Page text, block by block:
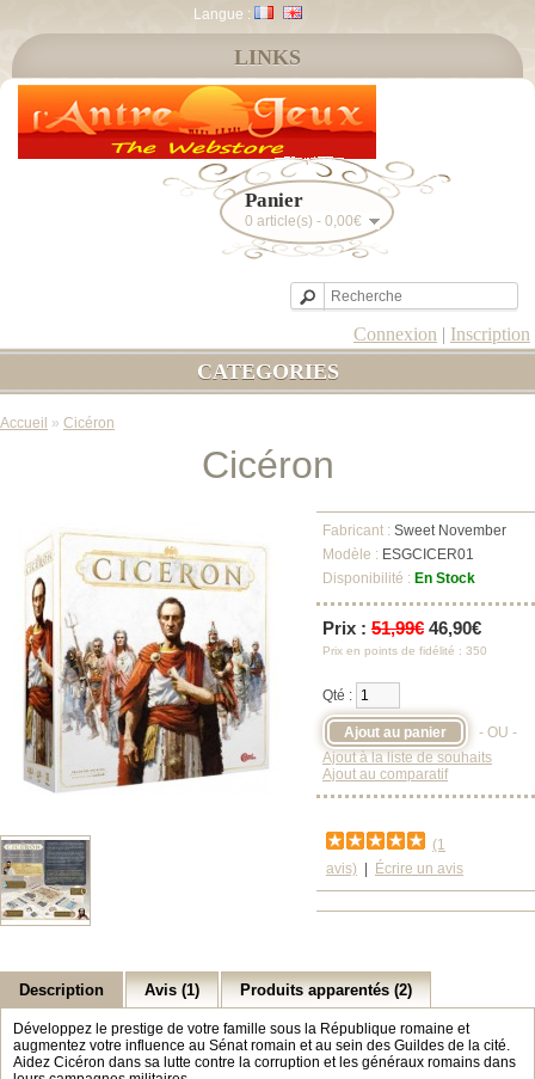
Langue :
Panier
0 article(s) - 0,00€
Connexion | Inscription
LINKS
CATEGORIES
Accueil » Cicéron
Cicéron
Fabricant : Sweet November
Modèle : ESGCICER01
Disponibilité : En Stock
Prix : 51,99€ 46,90€
Prix en points de fidélité : 350
Qté :
- OU -
Ajout à la liste de souhaits
Ajout au comparatif
(1
avis)
Écrire un avis
Description Avis (1) Produits apparentés (2)
Développez le prestige de votre famille sous la République romaine et
augmentez votre influence au Sénat romain et au sein des Guildes de la cité.
Aidez Cicéron dans sa lutte contre la corruption et les généraux romains dans